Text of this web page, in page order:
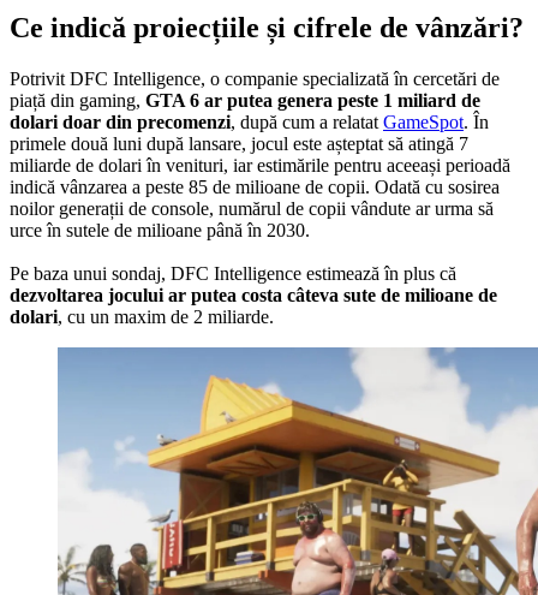
Ce indică proiecțiile și cifrele de vânzări?
Potrivit DFC Intelligence, o companie specializată în cercetări de
piață din gaming, GTA 6 ar putea genera peste 1 miliard de
dolari doar din precomenzi, după cum a relatat GameSpot. În
primele două luni după lansare, jocul este așteptat să atingă 7
miliarde de dolari în venituri, iar estimările pentru aceeași perioadă
indică vânzarea a peste 85 de milioane de copii. Odată cu sosirea
noilor generații de console, numărul de copii vândute ar urma să
urce în sutele de milioane până în 2030.
Pe baza unui sondaj, DFC Intelligence estimează în plus că
dezvoltarea jocului ar putea costa câteva sute de milioane de
dolari, cu un maxim de 2 miliarde.